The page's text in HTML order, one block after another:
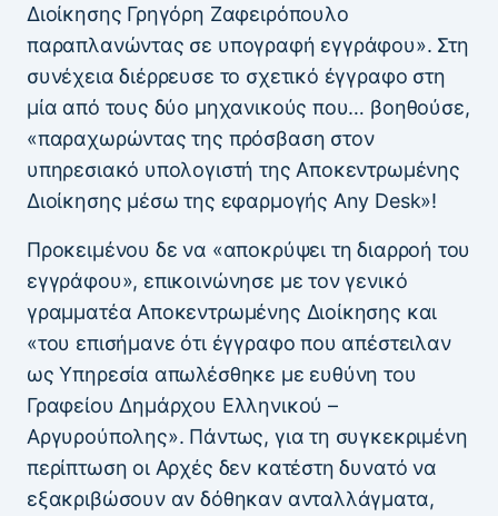
Διοίκησης Γρηγόρη Ζαφειρόπουλο
παραπλανώντας σε υπογραφή εγγράφου». Στη
συνέχεια διέρρευσε το σχετικό έγγραφο στη
μία από τους δύο μηχανικούς που… βοηθούσε,
«παραχωρώντας της πρόσβαση στον
υπηρεσιακό υπολογιστή της Αποκεντρωμένης
Διοίκησης μέσω της εφαρμογής Αny Desk»!
Προκειμένου δε να «αποκρύψει τη διαρροή του
εγγράφου», επικοινώνησε με τον γενικό
γραμματέα Αποκεντρωμένης Διοίκησης και
«του επισήμανε ότι έγγραφο που απέστειλαν
ως Υπηρεσία απωλέσθηκε με ευθύνη του
Γραφείου Δημάρχου Ελληνικού –
Αργυρούπολης». Πάντως, για τη συγκεκριμένη
περίπτωση οι Αρχές δεν κατέστη δυνατό να
εξακριβώσουν αν δόθηκαν ανταλλάγματα,